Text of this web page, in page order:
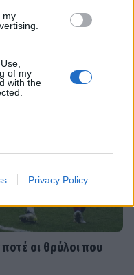
my
of my
with the
Privacy Policy
οι θρύλοι που